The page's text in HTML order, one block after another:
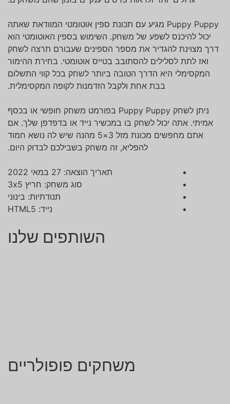
Puppy Puppy מגיע עם תכונת ספין אוטומטי המוודאת שאתה
יכול להיכנס לשפע של משחק. השימוש בספין האוטומטי הוא
דרך מצוינת להגדיר את מספר הספינים שעבורם תרצה לשחק
ואז לתת לסלילים להסתובב בטייס אוטומטי. בחירת ההימור
המקסימלי היא הדרך הטובה ביותר לשחק בכל קווי התשלום
בבת אחת ולקבל הזדמנות לקופה המקסימלית.
ניתן לשחק Puppy Puppy בפורמט משחק חופשי או בכסף
אמיתי. אתה יכול לשחק בו במכשיר נייד או בדפדפן שלך. אם
אתם מחפשים מכונת מזל 3×5 מהנה שיש לה נושא חמוד
להפליא, זה משחק בשבילכם לבדוק היום.
תאריך הוצאה: 27 במאי 2022
סוג משחק: חריץ 3x5
תנודתיות: בינוני
נייד: HTML5
השותפים שלנו
משחקים פופולריים